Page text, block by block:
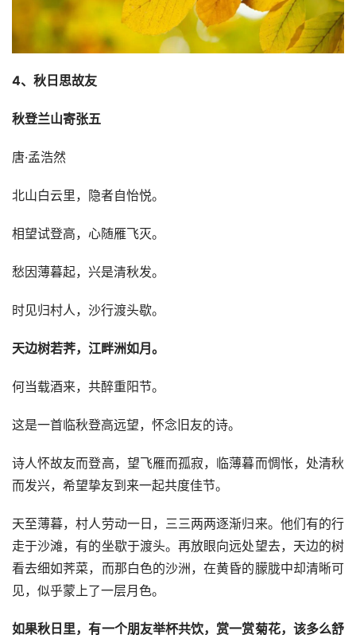
4、秋日思故友
秋登兰山寄张五
唐·孟浩然
北山白云里，隐者自怡悦。
相望试登高，心随雁飞灭。
愁因薄暮起，兴是清秋发。
时见归村人，沙行渡头歇。
天边树若荠，江畔洲如月。
何当载酒来，共醉重阳节。
这是一首临秋登高远望，怀念旧友的诗。
诗人怀故友而登高，望飞雁而孤寂，临薄暮而惆怅，处清秋
而发兴，希望挚友到来一起共度佳节。
天至薄暮，村人劳动一日，三三两两逐渐归来。他们有的行
走于沙滩，有的坐歇于渡头。再放眼向远处望去，天边的树
看去细如荠菜，而那白色的沙洲，在黄昏的朦胧中却清晰可
见，似乎蒙上了一层月色。
如果秋日里，有一个朋友举杯共饮，赏一赏菊花，该多么舒